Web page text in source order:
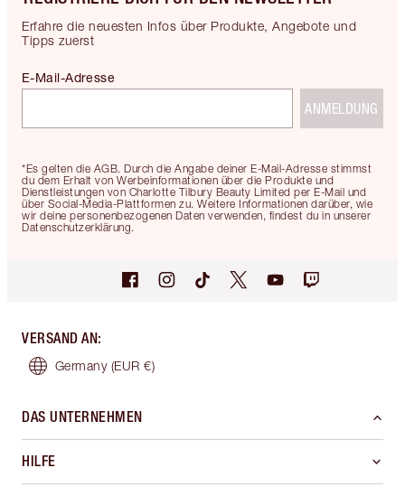
Erfahre die neuesten Infos über Produkte, Angebote und
Tipps zuerst
*Es gelten die AGB. Durch die Angabe deiner E-Mail-Adresse stimmst
du dem Erhalt von Werbeinformationen über die Produkte und
Dienstleistungen von Charlotte Tilbury Beauty Limited per E-Mail und
über Social-Media-Plattformen zu. Weitere Informationen darüber, wie
wir deine personenbezogenen Daten verwenden, findest du in unserer
Datenschutzerklärung.
E-Mail-Adresse
ANMELDUNG
VERSAND AN:
Germany (EUR €)
DAS UNTERNEHMEN
HILFE